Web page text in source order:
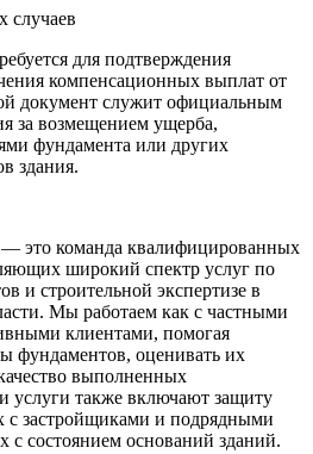
случаев
для подтверждения
компенсационных выплат от
документ служит официальным
за возмещением ущерба,
фундамента или других
здания.
это команда квалифицированных
широкий спектр услуг по
и строительной экспертизе в
Мы работаем как с частными
клиентами, помогая
фундаментов, оценивать их
выполненных
услуги также включают защиту
с застройщиками и подрядными
с состоянием оснований зданий.